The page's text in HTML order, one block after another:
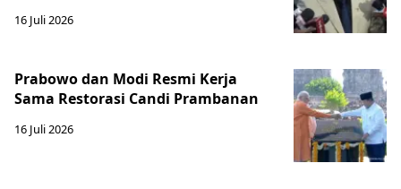
16 Juli 2026
Prabowo dan Modi Resmi Kerja
Sama Restorasi Candi Prambanan
16 Juli 2026